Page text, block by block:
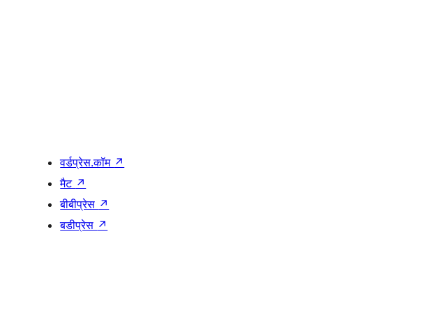
वर्डप्रेस.कॉम ↗
मैट ↗
बीबीप्रेस ↗
बडीप्रेस ↗